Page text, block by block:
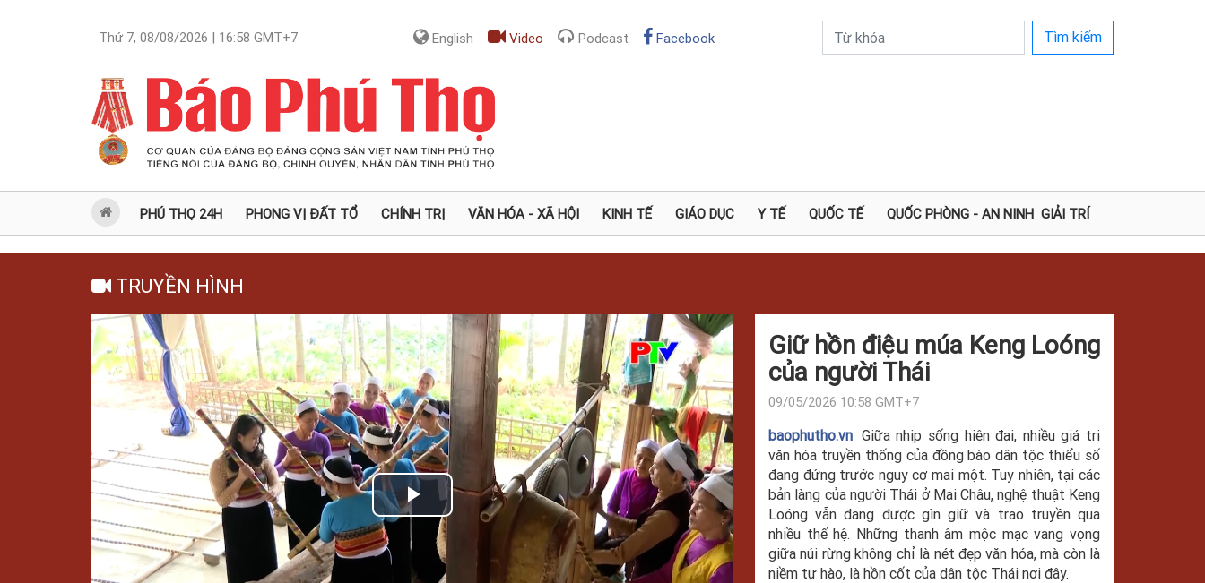
Thứ 7, 08/08/2026 | 16:58 GMT+7 English Video Podcast Facebook Tìm kiếm
PHÚ THỌ 24H PHONG VỊ ĐẤT TỔ CHÍNH TRỊ VĂN HÓA - XÃ HỘI KINH TẾ GIÁO DỤC Y TẾ QUỐC TẾ QUỐC PHÒNG - AN NINH GIẢI TRÍ
TRUYỀN HÌNH
Play
Video
Giữ hồn điệu múa Keng Loóng
của người Thái
09/05/2026 10:58 GMT+7
baophutho.vn Giữa nhịp sống hiện đại, nhiều giá trị
văn hóa truyền thống của đồng bào dân tộc thiểu số
đang đứng trước nguy cơ mai một. Tuy nhiên, tại các
bản làng của người Thái ở Mai Châu, nghệ thuật Keng
Loóng vẫn đang được gìn giữ và trao truyền qua
nhiều thế hệ. Những thanh âm mộc mạc vang vọng
giữa núi rừng không chỉ là nét đẹp văn hóa, mà còn là
niềm tự hào, là hồn cốt của dân tộc Thái nơi đây.